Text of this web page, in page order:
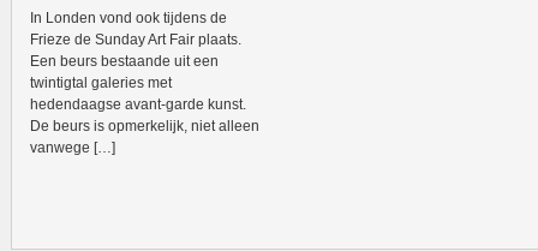
In Londen vond ook tijdens de
Frieze de Sunday Art Fair plaats.
Een beurs bestaande uit een
twintigtal galeries met
hedendaagse avant-garde kunst.
De beurs is opmerkelijk, niet alleen
vanwege […]